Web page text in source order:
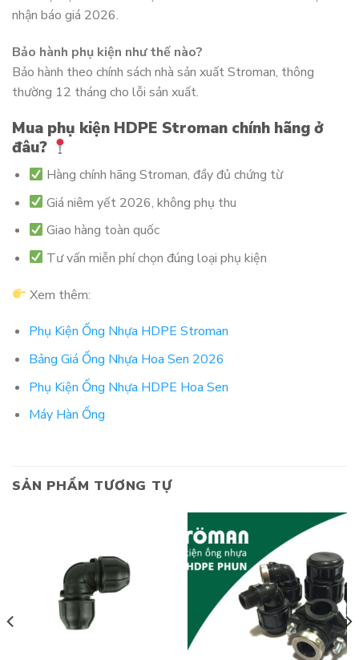
nhận báo giá 2026.
Bảo hành phụ kiện như thế nào?
Bảo hành theo chính sách nhà sản xuất Stroman, thông
thường 12 tháng cho lỗi sản xuất.
Mua phụ kiện HDPE Stroman chính hãng ở
đâu?
Hàng chính hãng Stroman, đầy đủ chứng từ
Giá niêm yết 2026, không phụ thu
Giao hàng toàn quốc
Tư vấn miễn phí chọn đúng loại phụ kiện
Xem thêm:
Phụ Kiện Ống Nhựa HDPE Stroman
Bảng Giá Ống Nhựa Hoa Sen 2026
Phụ Kiện Ống Nhựa HDPE Hoa Sen
Máy Hàn Ống
SẢN PHẨM TƯƠNG TỰ